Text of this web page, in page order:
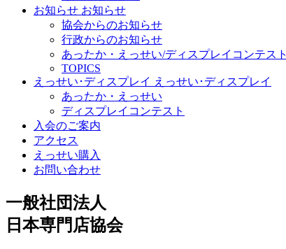
お知らせ お知らせ
協会からのお知らせ
行政からのお知らせ
あったか・えっせい/ディスプレイコンテスト
TOPICS
えっせい･ディスプレイ えっせい･ディスプレイ
あったか・えっせい
ディスプレイコンテスト
入会のご案内
アクセス
えっせい購入
お問い合わせ
一般社団法人
日本専門店協会